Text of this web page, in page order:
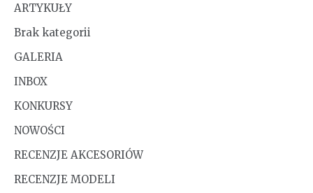
ARTYKUŁY
Brak kategorii
GALERIA
INBOX
KONKURSY
NOWOŚCI
RECENZJE AKCESORIÓW
RECENZJE MODELI